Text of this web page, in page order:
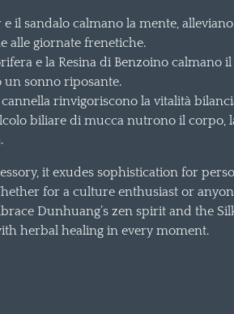
e il sandalo calmano la mente,
alle giornate frenetiche.
e la Resina di Benzoino calmano
sonno riposante.
rinvigoriscono la vitalità
biliare di mucca nutrono il corpo,
it exudes sophistication for
for a culture enthusiast or
Dunhuang’s zen spirit and the
herbal healing in every moment.